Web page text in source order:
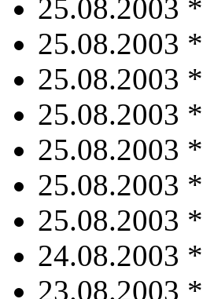
25.08.2003 *
25.08.2003 *
25.08.2003 *
25.08.2003 *
25.08.2003 *
25.08.2003 *
25.08.2003 *
24.08.2003 *
23.08.2003 *